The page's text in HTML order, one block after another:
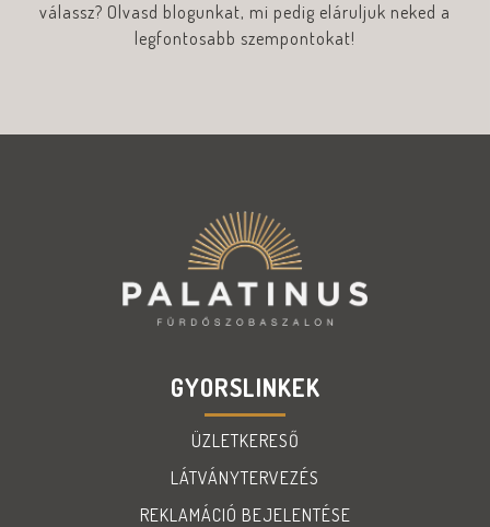
válassz? Olvasd blogunkat, mi pedig eláruljuk neked a
legfontosabb szempontokat!
GYORSLINKEK
ÜZLETKERESŐ
LÁTVÁNYTERVEZÉS
REKLAMÁCIÓ BEJELENTÉSE